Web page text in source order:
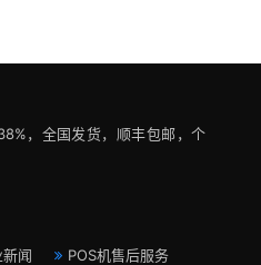
，全国发货，顺丰包邮，个
闻 POS机售后服务